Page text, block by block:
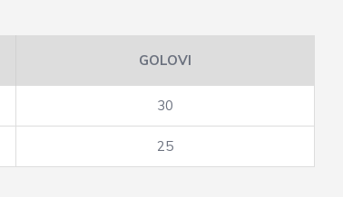
GOLOVI
30
25